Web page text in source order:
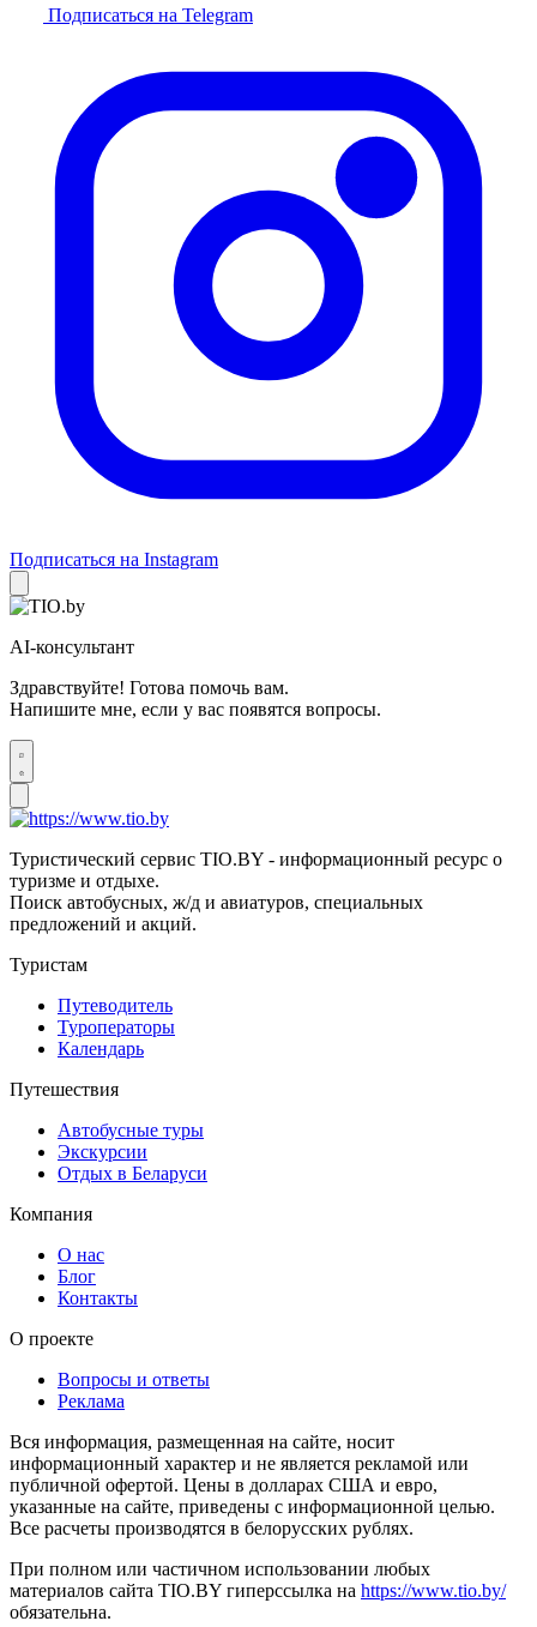
Подписаться на Telegram
Подписаться на Instagram
AI-консультант
Здравствуйте! Готова помочь вам.
Напишите мне, если у вас появятся вопросы.
Туристический сервис TIO.BY - информационный ресурс о
туризме и отдыхе.
Поиск автобусных, ж/д и авиатуров, специальных
предложений и акций.
Туристам
Путеводитель
Туроператоры
Календарь
Путешествия
Автобусные туры
Экскурсии
Отдых в Беларуси
Компания
О нас
Блог
Контакты
О проекте
Вопросы и ответы
Реклама
Вся информация, размещенная на сайте, носит
информационный характер и не является рекламой или
публичной офертой. Цены в долларах США и евро,
указанные на сайте, приведены с информационной целью.
Все расчеты производятся в белорусских рублях.
При полном или частичном использовании любых
материалов сайта TIO.BY гиперссылка на https://www.tio.by/
обязательна.